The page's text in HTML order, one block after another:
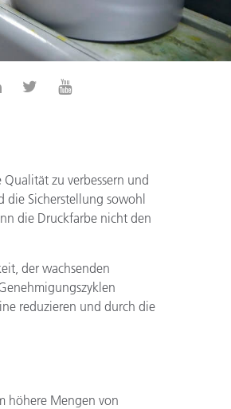
zu verbessern und
die Sicherstellung sowohl
die Druckfarbe nicht den
der wachsenden
reduzieren und durch die
höhere Mengen von